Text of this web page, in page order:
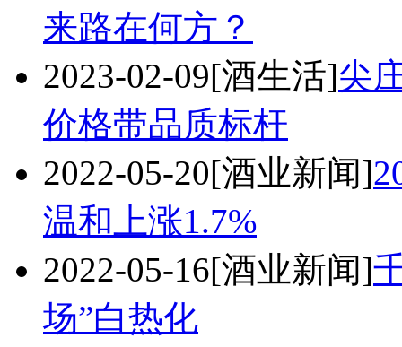
来路在何方？
2023-02-09[酒生活]尖
价格带品质标杆
2022-05-20[酒业新闻]
温和上涨1.7%
2022-05-16[酒业新闻]
场”白热化